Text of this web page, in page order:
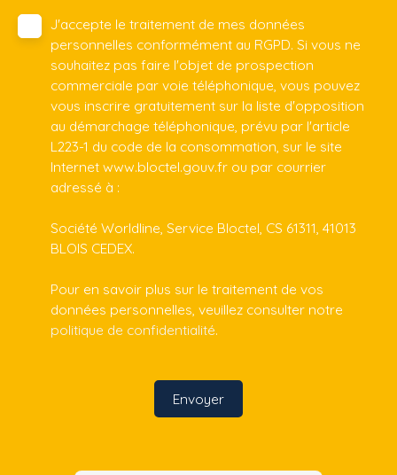
J'accepte le traitement de mes données
personnelles conformément au RGPD. Si vous ne
souhaitez pas faire l'objet de prospection
commerciale par voie téléphonique, vous pouvez
vous inscrire gratuitement sur la liste d'opposition
au démarchage téléphonique, prévu par l'article
L223-1 du code de la consommation, sur le site
Internet www.bloctel.gouv.fr ou par courrier
adressé à :
Société Worldline, Service Bloctel, CS 61311, 41013
BLOIS CEDEX.
Pour en savoir plus sur le traitement de vos
données personnelles, veuillez consulter notre
politique de confidentialité.
Envoyer